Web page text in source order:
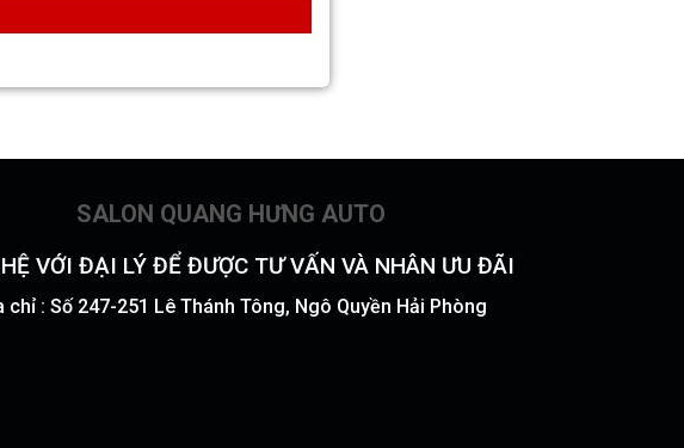
SALON QUANG HƯNG AUTO
VỚI ĐẠI LÝ ĐỂ ĐƯỢC TƯ VẤN VÀ NHÂN ƯU ĐÃI
chỉ : Số 247-251 Lê Thánh Tông, Ngô Quyền Hải Phòng